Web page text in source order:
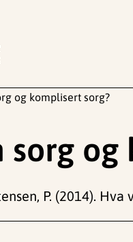
og komplisert sorg?
sorg
P. (2014).